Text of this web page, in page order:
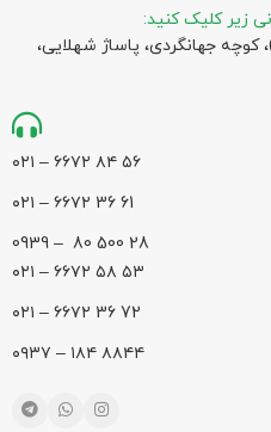
زیر کلیک کنید:
کوچه جهانگردی،‌ پاساژ شهلایی،
۵۶ ۸۴ ۶۶۷۲ – ۰۲۱
61 36 ۶۶۷۲ – ۰۲۱
28 500 80 – 0939
۵۳ ۵۸ ۶۶۷۲ – ۰۲۱
72 36 ۶۶۷۲ – ۰۲۱
۸۸۴۴ ۱۸۴ – ۰۹۳۷